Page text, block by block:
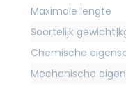
Maximale lengte
Soortelijk
Chemische
Mechanische